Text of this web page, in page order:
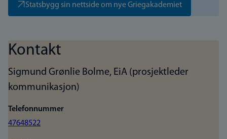
Statsbygg sin nettside om nye Griegakademiet
Kontakt
Sigmund Grønlie Bolme, EiA (prosjektleder
kommunikasjon)
Telefonnummer
47648522